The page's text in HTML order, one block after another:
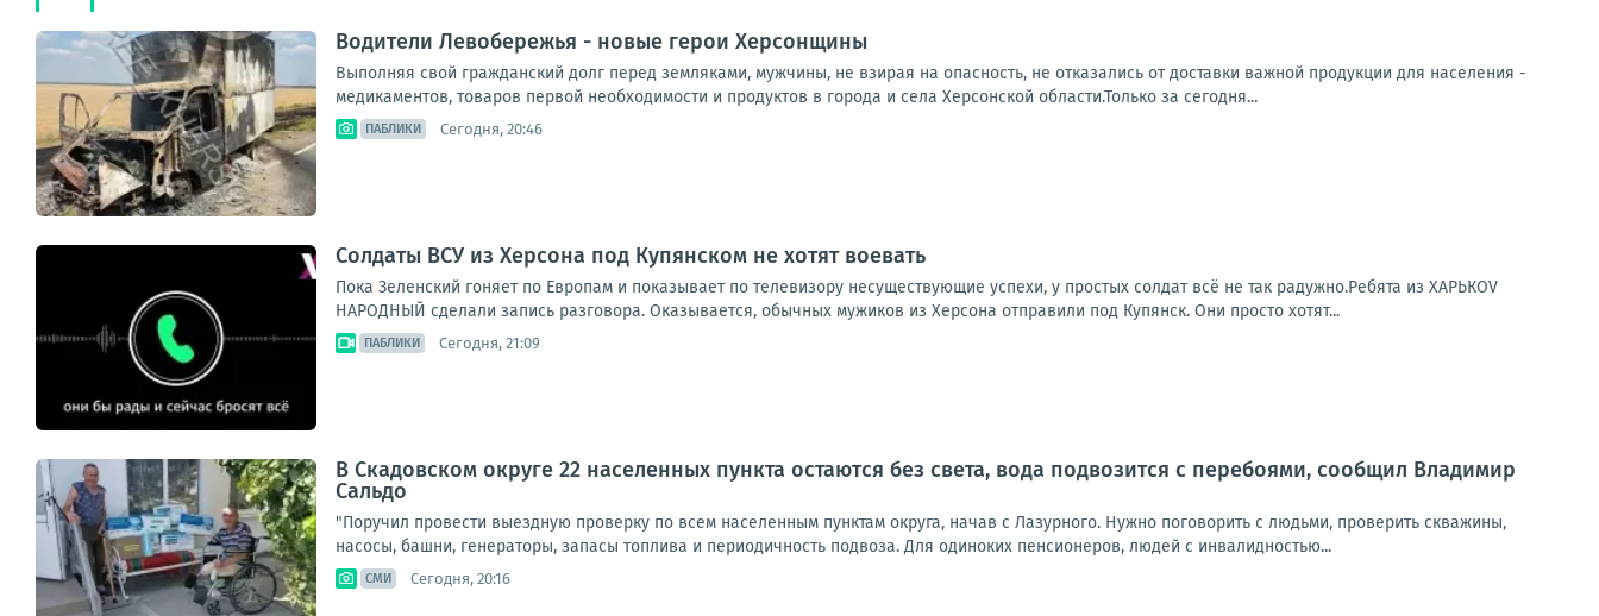
Водители Левобережья - новые герои Херсонщины
Выполняя свой гражданский долг перед земляками, мужчины, не взирая на опасность, не отказались от доставки важной продукции для населения -
медикаментов, товаров первой необходимости и продуктов в города и села Херсонской области.Только за сегодня...
ПАБЛИКИ Сегодня, 20:46
Солдаты ВСУ из Херсона под Купянском не хотят воевать
Пока Зеленский гоняет по Европам и показывает по телевизору несуществующие успехи, у простых солдат всё не так радужно.Ребята из ХАРЬКОV
НАРОДНЫЙ сделали запись разговора. Оказывается, обычных мужиков из Херсона отправили под Купянск. Они просто хотят...
ПАБЛИКИ Сегодня, 21:09
В Скадовском округе 22 населенных пункта остаются без света, вода подвозится с перебоями, сообщил Владимир
Сальдо
"Поручил провести выездную проверку по всем населенным пунктам округа, начав с Лазурного. Нужно поговорить с людьми, проверить скважины,
насосы, башни, генераторы, запасы топлива и периодичность подвоза. Для одиноких пенсионеров, людей с инвалидностью...
СМИ Сегодня, 20:16